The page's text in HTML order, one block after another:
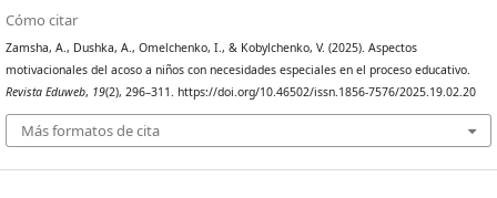
Cómo citar
Zamsha, A., Dushka, A., Omelchenko, I., & Kobylchenko, V. (2025). Aspectos
motivacionales del acoso a niños con necesidades especiales en el proceso educativo.
Revista Eduweb, 19(2), 296–311. https://doi.org/10.46502/issn.1856-7576/2025.19.02.20
Más formatos de cita